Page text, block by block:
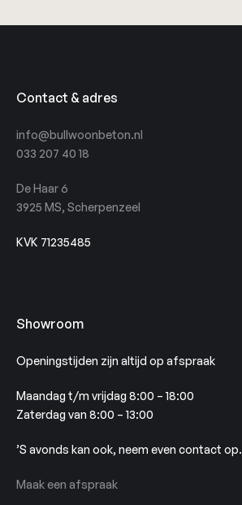
Contact & adres
info@bullwoonbeton.nl
033 207 40 18
De Haar 6
3925 MS, Scherpenzeel
KVK 71235485
Showroom
Openingstijden zijn altijd op afspraak
Maandag t/m vrijdag 8:00 – 18:00
Zaterdag van 8:00 – 13:00
’S avonds kan ook, neem even contact op.
Maak een afspraak